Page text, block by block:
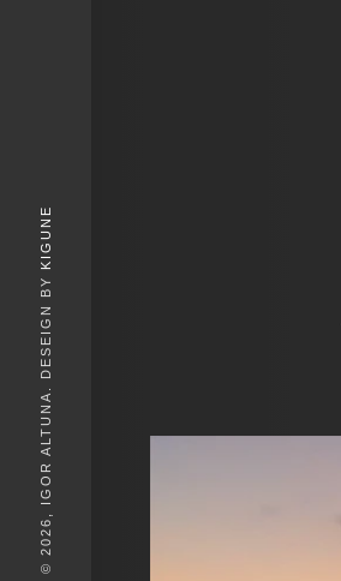
© 2026, IGOR ALTUNA. DESEIGN BY
KIGUNE